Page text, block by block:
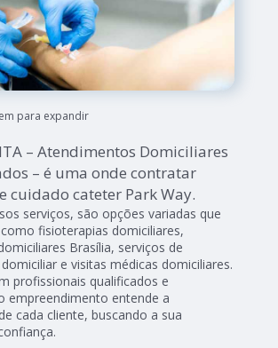
para expandir
– Atendimentos Domiciliares
– é uma onde contratar
cuidado cateter Park Way.
serviços, são opções variadas que
fisioterapias domiciliares,
Brasília, serviços de
e visitas médicas domiciliares.
profissionais qualificados e
empreendimento entende a
cada cliente, buscando a sua